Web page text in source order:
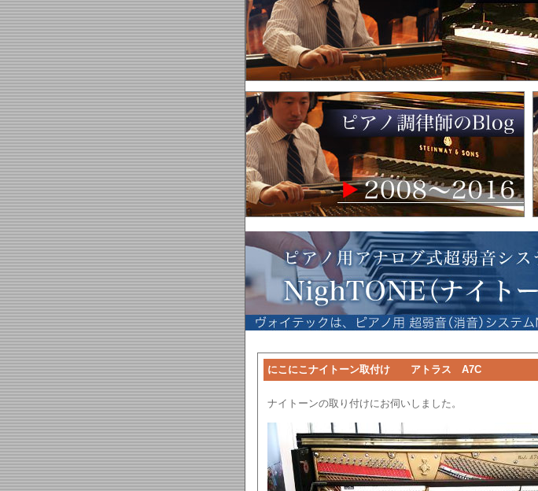
にこにこナイトーン取付け アトラス A7C
ナイトーンの取り付けにお伺いしました。